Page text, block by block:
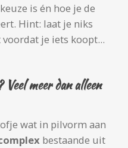
is én hoe je de
Hint: laat je niks
je iets koopt...
meer dan alleen
wat in pilvorm aan
bestaande uit